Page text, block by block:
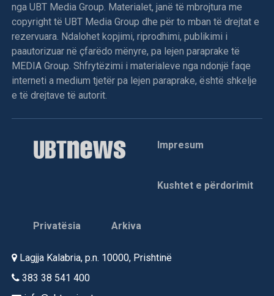
nga UBT Media Group. Materialet, janë të mbrojtura me
copyright të UBT Media Group dhe për to mban të drejtat e
rezervuara. Ndalohet kopjimi, riprodhimi, publikimi i
paautorizuar në çfarëdo mënyre, pa lejen paraprake të
MEDIA Group. Shfrytëzimi i materialeve nga ndonjë faqe
interneti a medium tjetër pa lejen paraprake, është shkelje
e të drejtave të autorit.
Impresum
Kushtet e përdorimit
Privatësia Arkiva
Lagjja Kalabria, p.n. 10000, Prishtinë
383 38 541 400